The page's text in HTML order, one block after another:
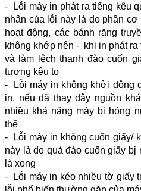
- Lỗi máy in phát ra tiếng kêu
nhân của lỗi này là do phần
hoạt động, các bánh răng
không khớp nên - khi in phát
và làm lệch thanh đào cuốn
tượng kêu to
- Lỗi máy in không khởi động
in, nếu đã thay dây nguồn
nhiều khả năng máy bị hỏng
thế
- Lỗi máy in không cuốn giấy/
này là do quả đào cuốn giấy
là xong
- Lỗi máy in kéo nhiều tờ giấy